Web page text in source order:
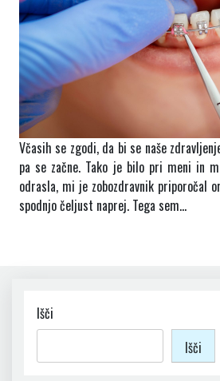
Včasih se zgodi, da bi se naše
pa se začne. Tako je bilo pri meni in
odrasla, mi je zobozdravnik priporočal
spodnjo čeljust naprej. Tega sem…
Išči
Išči